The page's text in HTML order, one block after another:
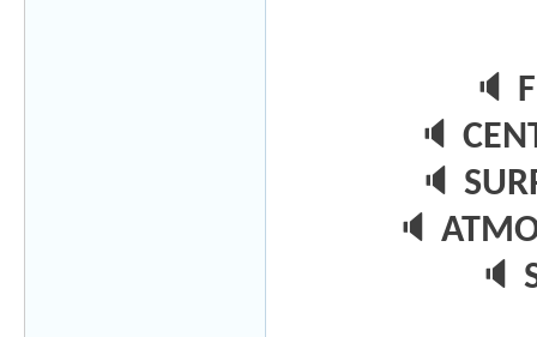
🔈
🔈
🔈
🔈
🔈